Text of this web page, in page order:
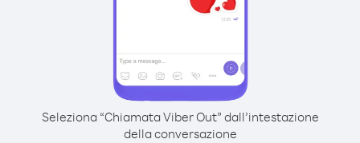
Seleziona “Chiamata Viber Out” dall’intestazione
della conversazione